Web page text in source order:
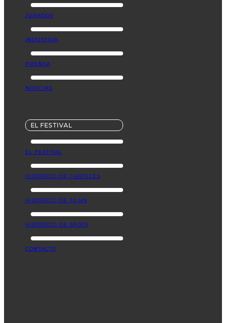
JURADOS
INDUSTRIA
PRENSA
NOTICIAS
EL FESTIVAL
EL FESTIVAL
HISTÓRICO DE CARTELES
HISTÓRICO DE FILMS
HISTÓRICO DE SPOTS
CONTACTO